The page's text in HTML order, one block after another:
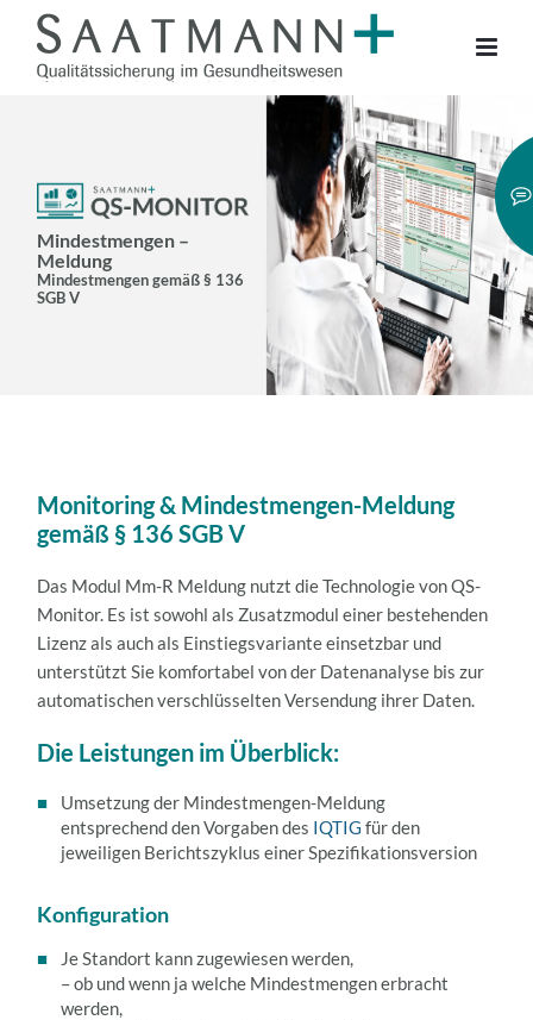
Mindestmengen –
Meldung
Mindestmengen gemäß § 136
SGB V
Monitoring & Mindestmengen-Meldung
gemäß § 136 SGB V
Das Modul Mm-R Meldung nutzt die Technologie von QS-
Monitor. Es ist sowohl als Zusatzmodul einer bestehenden
Lizenz als auch als Einstiegsvariante einsetzbar und
unterstützt Sie komfortabel von der Datenanalyse bis zur
automatischen verschlüsselten Versendung ihrer Daten.
Die Leistungen im Überblick:
Umsetzung der Mindestmengen-Meldung
entsprechend den Vorgaben des IQTIG für den
jeweiligen Berichtszyklus einer Spezifikationsversion
Konfiguration
Je Standort kann zugewiesen werden,
– ob und wenn ja welche Mindestmengen erbracht
werden,